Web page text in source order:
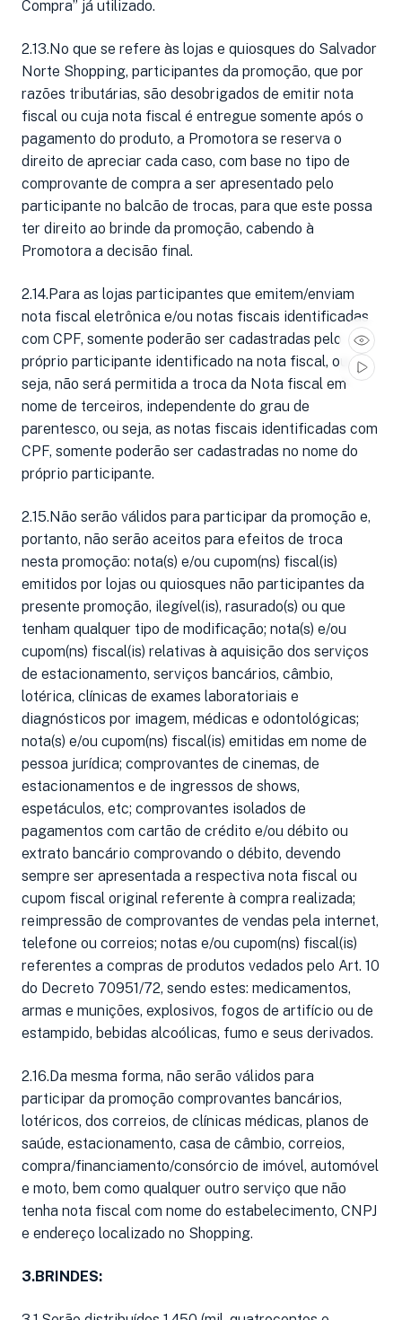
Compra” já utilizado.
2.13.No que se refere às lojas e quiosques do Salvador
Norte Shopping, participantes da promoção, que por
razões tributárias, são desobrigados de emitir nota
fiscal ou cuja nota fiscal é entregue somente após o
pagamento do produto, a Promotora se reserva o
direito de apreciar cada caso, com base no tipo de
comprovante de compra a ser apresentado pelo
participante no balcão de trocas, para que este possa
ter direito ao brinde da promoção, cabendo à
Promotora a decisão final.
2.14.Para as lojas participantes que emitem/enviam
nota fiscal eletrônica e/ou notas fiscais identificadas
com CPF, somente poderão ser cadastradas pelo
próprio participante identificado na nota fiscal, ou
seja, não será permitida a troca da Nota fiscal em
nome de terceiros, independente do grau de
parentesco, ou seja, as notas fiscais identificadas com
CPF, somente poderão ser cadastradas no nome do
próprio participante.
2.15.Não serão válidos para participar da promoção e,
portanto, não serão aceitos para efeitos de troca
nesta promoção: nota(s) e/ou cupom(ns) fiscal(is)
emitidos por lojas ou quiosques não participantes da
presente promoção, ilegível(is), rasurado(s) ou que
tenham qualquer tipo de modificação; nota(s) e/ou
cupom(ns) fiscal(is) relativas à aquisição dos serviços
de estacionamento, serviços bancários, câmbio,
lotérica, clínicas de exames laboratoriais e
diagnósticos por imagem, médicas e odontológicas;
nota(s) e/ou cupom(ns) fiscal(is) emitidas em nome de
pessoa jurídica; comprovantes de cinemas, de
estacionamentos e de ingressos de shows,
espetáculos, etc; comprovantes isolados de
pagamentos com cartão de crédito e/ou débito ou
extrato bancário comprovando o débito, devendo
sempre ser apresentada a respectiva nota fiscal ou
cupom fiscal original referente à compra realizada;
reimpressão de comprovantes de vendas pela internet,
telefone ou correios; notas e/ou cupom(ns) fiscal(is)
referentes a compras de produtos vedados pelo Art. 10
do Decreto 70951/72, sendo estes: medicamentos,
armas e munições, explosivos, fogos de artifício ou de
estampido, bebidas alcoólicas, fumo e seus derivados.
2.16.Da mesma forma, não serão válidos para
participar da promoção comprovantes bancários,
lotéricos, dos correios, de clínicas médicas, planos de
saúde, estacionamento, casa de câmbio, correios,
compra/financiamento/consórcio de imóvel, automóvel
e moto, bem como qualquer outro serviço que não
tenha nota fiscal com nome do estabelecimento, CNPJ
e endereço localizado no Shopping.
3.BRINDES: